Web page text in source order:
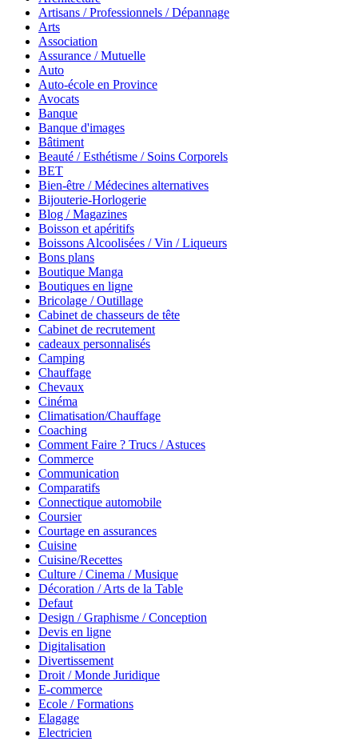
Artisans / Professionnels / Dépannage
Arts
Association
Assurance / Mutuelle
Auto
Auto-école en Province
Avocats
Banque
Banque d'images
Bâtiment
Beauté / Esthétisme / Soins Corporels
BET
Bien-être / Médecines alternatives
Bijouterie-Horlogerie
Blog / Magazines
Boisson et apéritifs
Boissons Alcoolisées / Vin / Liqueurs
Bons plans
Boutique Manga
Boutiques en ligne
Bricolage / Outillage
Cabinet de chasseurs de tête
Cabinet de recrutement
cadeaux personnalisés
Camping
Chauffage
Chevaux
Cinéma
Climatisation/Chauffage
Coaching
Comment Faire ? Trucs / Astuces
Commerce
Communication
Comparatifs
Connectique automobile
Coursier
Courtage en assurances
Cuisine
Cuisine/Recettes
Culture / Cinema / Musique
Décoration / Arts de la Table
Defaut
Design / Graphisme / Conception
Devis en ligne
Digitalisation
Divertissement
Droit / Monde Juridique
E-commerce
Ecole / Formations
Elagage
Electricien